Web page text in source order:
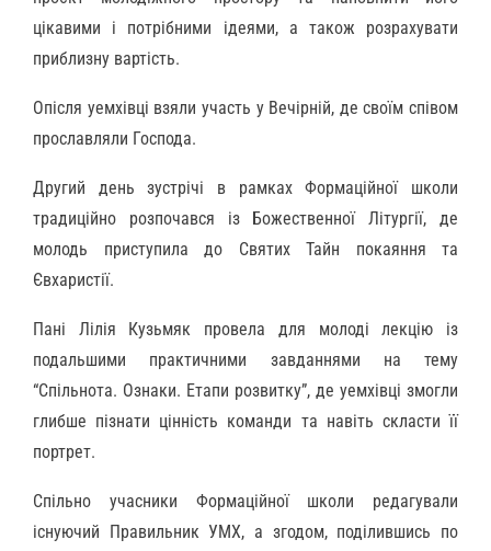
цікавими і потрібними ідеями, а також розрахувати
приблизну вартість.
Опісля уемхівці взяли участь у Вечірній, де своїм співом
прославляли Господа.
Другий день зустрічі в рамках Формаційної школи
традиційно розпочався із Божественної Літургії, де
молодь приступила до Святих Тайн покаяння та
Євхаристії.
Пані Лілія Кузьмяк провела для молоді лекцію із
подальшими практичними завданнями на тему
“Спільнота. Ознаки. Етапи розвитку”, де уемхівці змогли
глибше пізнати цінність команди та навіть скласти її
портрет.
Спільно учасники Формаційної школи редагували
існуючий Правильник УМХ, а згодом, поділившись по